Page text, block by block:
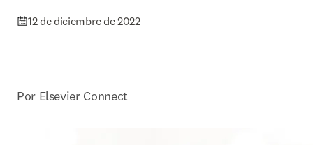
12 de diciembre de 2022
Por Elsevier Connect